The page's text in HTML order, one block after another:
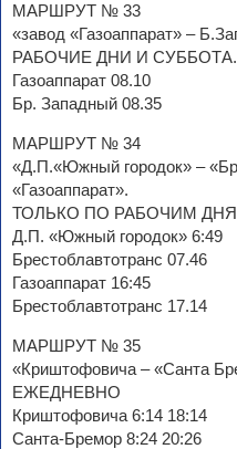
МАРШРУТ № 33
«завод «Газоаппарат» –
РАБОЧИЕ ДНИ И СУББОТА.
Газоаппарат 08.10
Бр. Западный 08.35
МАРШРУТ № 34
«Д.П.«Южный городок» –
«Газоаппарат».
ТОЛЬКО ПО РАБОЧИМ
Д.П. «Южный городок» 6:49
Брестоблавтотранс 07.46
Газоаппарат 16:45
Брестоблавтотранс 17.14
МАРШРУТ № 35
«Криштофовича – «Санта
ЕЖЕДНЕВНО
Криштофовича 6:14 18:14
Санта-Бремор 8:24 20:26